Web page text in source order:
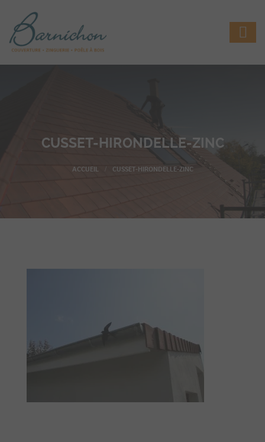
CUSSET-HIRONDELLE-ZINC
CUSSET-HIRONDELLE-ZINC